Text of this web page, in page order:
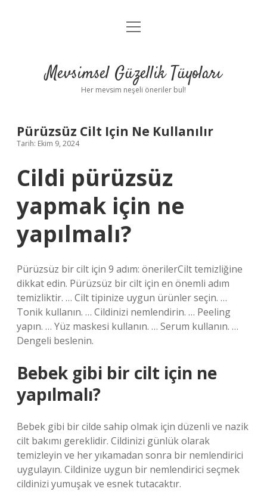
Anasayfa
Yasal Uyarı
menüyü
Mevsimsel Güzellik Tüyoları
Her mevsim neşeli öneriler bul!
Pürüzsüz Cilt Için Ne Kullanılır
Tarih: Ekim 9, 2024
Cildi pürüzsüz
yapmak için ne
yapılmalı?
Pürüzsüz bir cilt için 9 adım: önerilerCilt temizliğine
dikkat edin. Pürüzsüz bir cilt için en önemli adım
temizliktir. … Cilt tipinize uygun ürünler seçin. …
Tonik kullanın. … Cildinizi nemlendirin. … Peeling
yapın. … Yüz maskesi kullanın. … Serum kullanın. …
Dengeli beslenin.
Bebek gibi bir cilt için ne
yapılmalı?
Bebek gibi bir cilde sahip olmak için düzenli ve nazik
cilt bakımı gereklidir. Cildinizi günlük olarak
temizleyin ve her yıkamadan sonra bir nemlendirici
uygulayın. Cildinize uygun bir nemlendirici seçmek
cildinizi yumuşak ve esnek tutacaktır.